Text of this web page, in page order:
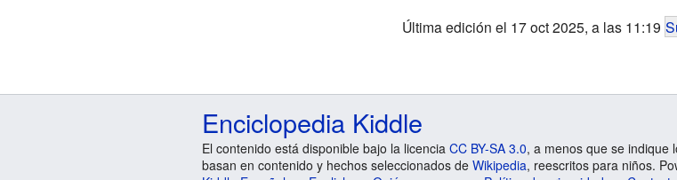
Última edición el 17 oct 2025, a las 11:19
Enciclopedia Kiddle
El contenido está disponible bajo la licencia CC BY-SA 3.0, a menos que se indique
basan en contenido y hechos seleccionados de Wikipedia, reescritos para niños.